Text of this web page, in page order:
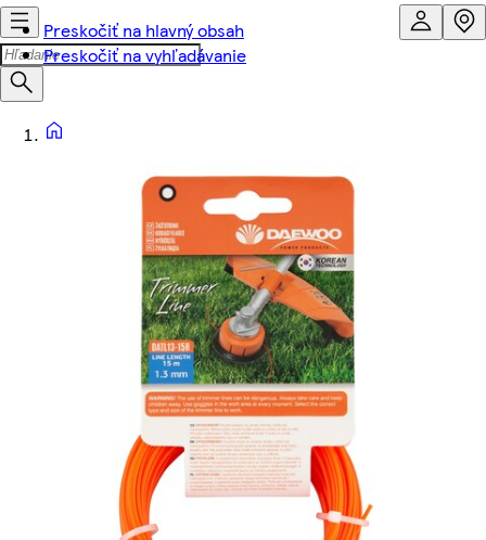
Preskočiť na hlavný obsah
Preskočiť na vyhľadávanie